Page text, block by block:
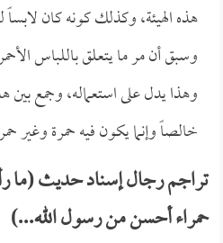
هذه الهيئة، وكذلك كونه كان
وسبق أن مر ما يتعلق باللباس
وهذا يدل على استعماله، وجمع بين
خالصاً وإنما يكون فيه حمرة وغير
تراجم رجال إسناد حديث (ما
حمراء أحسن من رسول الله...)